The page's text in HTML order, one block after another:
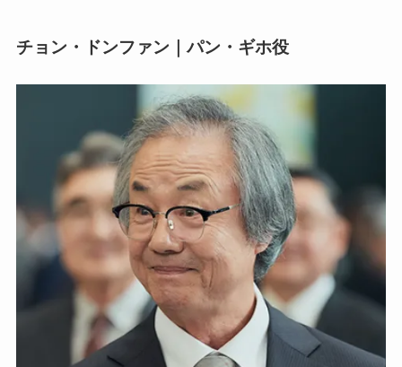
チョン・ドンファン｜パン・ギホ役